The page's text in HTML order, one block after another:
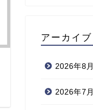
アーカイブ
2026年8月
2026年7月